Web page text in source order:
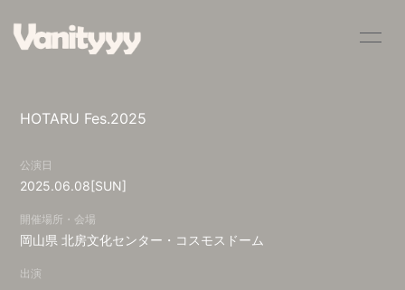
SCHEDULE
VIDEO
BLOG
HOTARU Fes.2025
公演日
2025.06.08[SUN]
開催場所・会場
岡山県北房文化センター・コスモスドーム
出演